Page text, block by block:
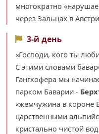
многократно
через Зальцах в
3-й день
«Господи, кого ты
С этими словами
Гангхофера мы
парком Баварии -
«жемчужина в короне
царственными
кристально чистой